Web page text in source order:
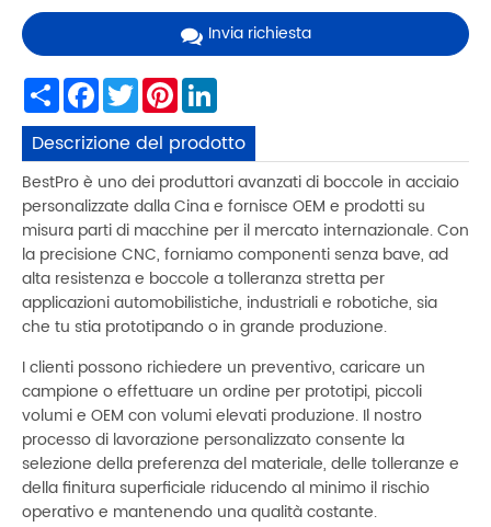
Invia richiesta
ShareFacebook
TwitterPinterest
Descrizione del prodotto
BestPro è uno dei produttori avanzati di boccole in acciaio
personalizzate dalla Cina e fornisce OEM e prodotti su
misura parti di macchine per il mercato internazionale. Con
la precisione CNC, forniamo componenti senza bave, ad
alta resistenza e boccole a tolleranza stretta per
applicazioni automobilistiche, industriali e robotiche, sia
che tu stia prototipando o in grande produzione.
I clienti possono richiedere un preventivo, caricare un
campione o effettuare un ordine per prototipi, piccoli
volumi e OEM con volumi elevati produzione. Il nostro
processo di lavorazione personalizzato consente la
selezione della preferenza del materiale, delle tolleranze e
della finitura superficiale riducendo al minimo il rischio
operativo e mantenendo una qualità costante.